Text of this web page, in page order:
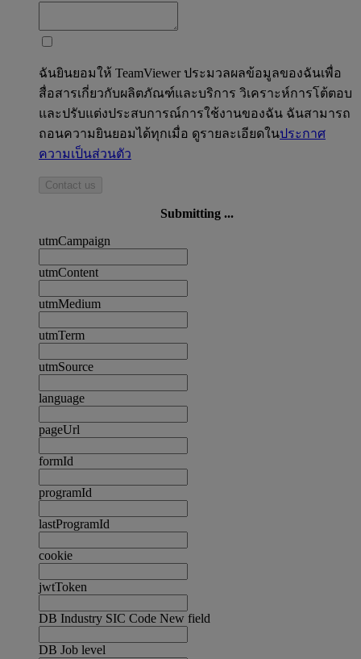
ฉันยินยอมให้ TeamViewer ประมวลผลข้อมูลของฉันเพื่อ
สื่อสารเกี่ยวกับผลิตภัณฑ์และบริการ วิเคราะห์การโต้ตอบ
และปรับแต่งประสบการณ์การใช้งานของฉัน ฉันสามารถ
ถอนความยินยอมได้ทุกเมื่อ ดูรายละเอียดในประกาศ
ความเป็นส่วนตัว
Contact us
Submitting ...
utmCampaign
utmContent
utmMedium
utmTerm
utmSource
language
pageUrl
formId
programId
lastProgramId
cookie
jwtToken
DB Industry SIC Code New field
DB Job level